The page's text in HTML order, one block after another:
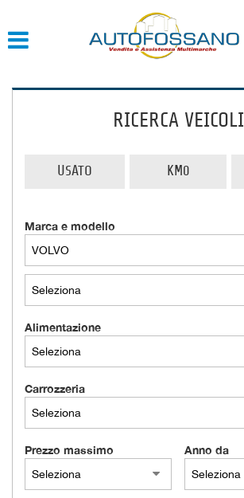
RICERCA VEICOLI
USATO KM0
Marca e modello
Alimentazione
Carrozzeria
Prezzo massimo Anno da